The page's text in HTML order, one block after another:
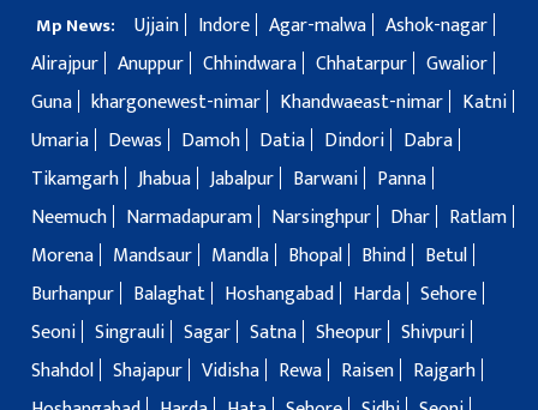
Mp News: Ujjain Indore Agar-malwa Ashok-nagar
Alirajpur Anuppur Chhindwara Chhatarpur Gwalior
Guna khargonewest-nimar Khandwaeast-nimar
Katni
Umaria
Dewas Damoh Datia Dindori
Dabra
Tikamgarh Jhabua Jabalpur Barwani
Panna
Neemuch
Narmadapuram Narsinghpur Dhar
Ratlam
Morena
Mandsaur Mandla Bhopal Bhind
Betul
Burhanpur
Balaghat Hoshangabad Harda Sehore
Seoni Singrauli Sagar Satna Sheopur Shivpuri
Shahdol Shajapur Vidisha Rewa Raisen
Rajgarh